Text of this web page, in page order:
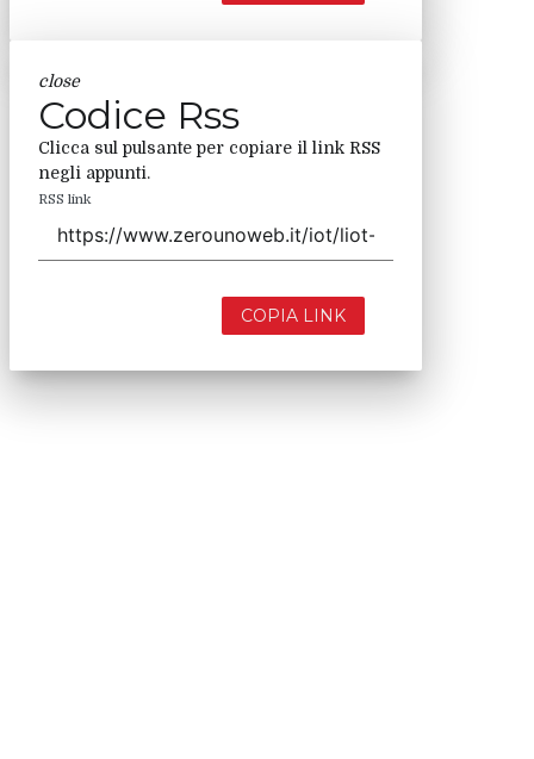
close
Codice Rss
Clicca sul pulsante per copiare il link RSS
negli appunti.
RSS link
COPIA LINK